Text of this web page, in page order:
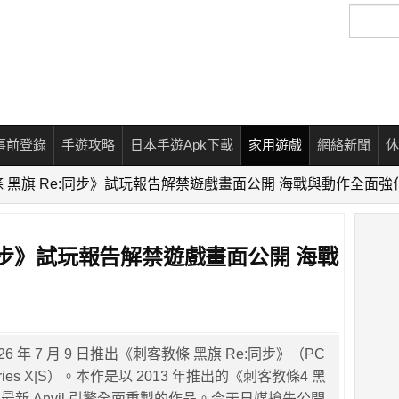
尋
前登錄 手遊攻略 日本手遊Apk下載 家用遊戲 網絡新聞
黑旗 Re:同步》試玩報告解禁遊戲畫面公開 海戰與動作全面強
》試玩報告解禁遊戲畫面公開 海戰
年 7 月 9 日推出《刺客教條 黑旗 Re:同步》（PC
X|S）。本作是以 2013 年推出的《刺客教條4 黑